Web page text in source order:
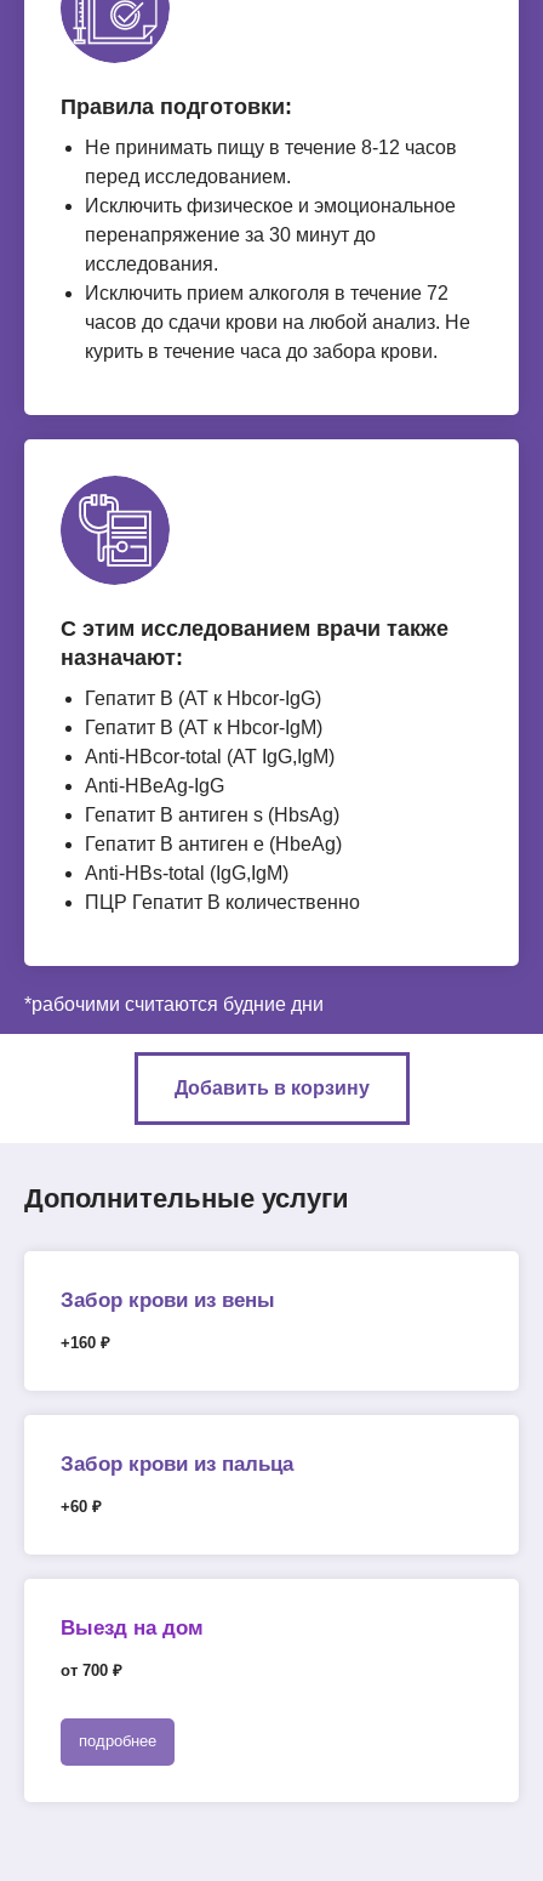
Правила подготовки:
Не принимать пищу в течение 8-12 часов
перед исследованием.
Исключить физическое и эмоциональное
перенапряжение за 30 минут до
исследования.
Исключить прием алкоголя в течение 72
часов до сдачи крови на любой анализ. Не
курить в течение часа до забора крови.
С этим исследованием врачи также
назначают:
Гепатит В (АТ к Нbcor-IgG)
Гепатит В (АТ к Нbcor-IgM)
Anti-НВcor-total (АТ IgG,IgМ)
Anti-НВеAg-IgG
Гепатит В антиген s (НbsAg)
Гепатит В антиген e (НbeAg)
Anti-НВs-total (IgG,IgМ)
ПЦР Гепатит В количественно
*рабочими считаются будние дни
Добавить в корзину
Дополнительные услуги
Забор крови из вены
+160 ₽
Забор крови из пальца
+60 ₽
Выезд на дом
от 700 ₽
подробнее